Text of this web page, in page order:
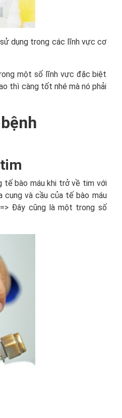
dụng trong các lĩnh vực cơ
một số lĩnh vực đặc biệt
thì càng tốt nhé mà nó phải
tế bào máu khi trở về tim với
và cầu của tế bào máu
Đây cũng là một trong số